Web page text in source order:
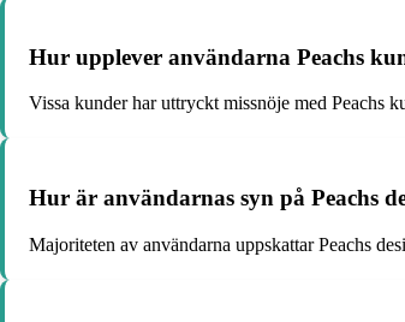
Hur upplever användarna Peachs
Vissa kunder har uttryckt missnöje med Peachs
Hur är användarnas syn på Peachs
Majoriteten av användarna uppskattar Peachs